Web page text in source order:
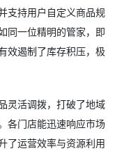
支持用户自定义商品规
同一位精明的管家，即
效遏制了库存积压，极
灵活调拨，打破了地域
各门店能迅速响应市场
了运营效率与资源利用